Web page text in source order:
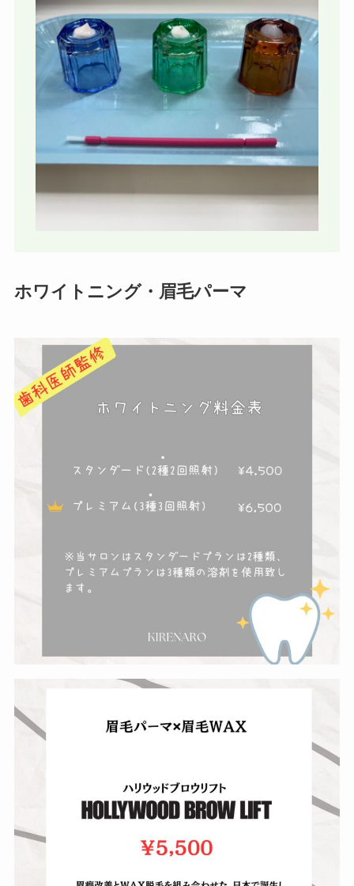
ホワイトニング・眉毛パーマ